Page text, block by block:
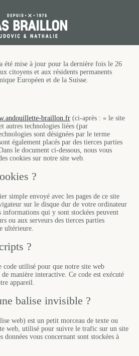
été mise à jour pour la dernière fois le 26
citoyens et aux résidents permanents
Européen et de la Suisse.
braillon.fr (ci-après : « le site
autres technologies liées (par
sont désignées par le terme
également placés par des tierces parties
le document ci-dessous, nous vous
cookies sur notre site web.
?
simple envoyé avec les pages de ce site
sur le disque dur de votre ordinateur
informations qui y sont stockées peuvent
ou aux serveurs des tierces parties
ultérieure.
?
code utilisé pour que notre site web
manière interactive. Ce code est exécuté
appareil.
balise invisible ?
web) est un petit morceau de texte ou
web, utilisé pour suivre le trafic sur un site
vous concernant sont stockées à